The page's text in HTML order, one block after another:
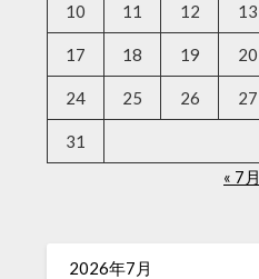
10 11 12 13
17 18 19 20
24 25 26 27
31
« 7月
2026年7月